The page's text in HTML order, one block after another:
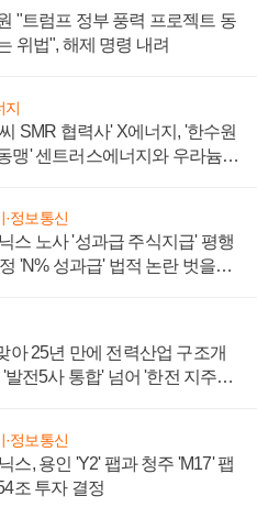
"트럼프 정부 풍력 프로젝트 동
위법", 해제 명령 내려
지
SMR 협력사' X에너지, '한수원
맹' 센트러스에너지와 우라늄
·정보통신
스 노사 '성과급 주식지급' 평행
'N% 성과급' 법적 논란 벗을지
아 25년 만에 전력산업 구조개
발전5사 통합' 넘어 '한전 지주사'
·정보통신
스, 용인 'Y2' 팹과 청주 'M17' 팹
조 투자 결정